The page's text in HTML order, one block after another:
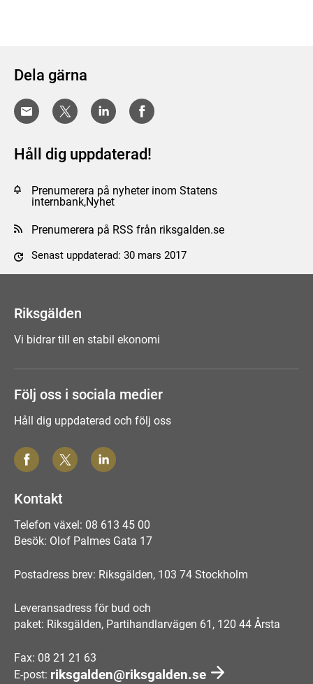
Dela gärna
Håll dig uppdaterad!
Prenumerera på nyheter inom Statens
internbank,Nyhet
Prenumerera på RSS från riksgalden.se
Senast uppdaterad: 30 mars 2017
Riksgälden
Vi bidrar till en stabil ekonomi
Följ oss i sociala medier
Håll dig uppdaterad och följ oss
Kontakt
Telefon växel: 08 613 45 00
Besök: Olof Palmes Gata 17
Postadress brev: Riksgälden, 103 74 Stockholm
Leveransadress för bud och
paket: Riksgälden, Partihandlarvägen 61, 120 44 Årsta
Fax: 08 21 21 63
E-post: riksgalden@riksgalden.se